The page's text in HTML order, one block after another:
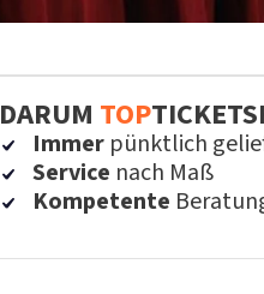
DARUM TOP
Immer pünktlich
Service nach Maß
Kompetente